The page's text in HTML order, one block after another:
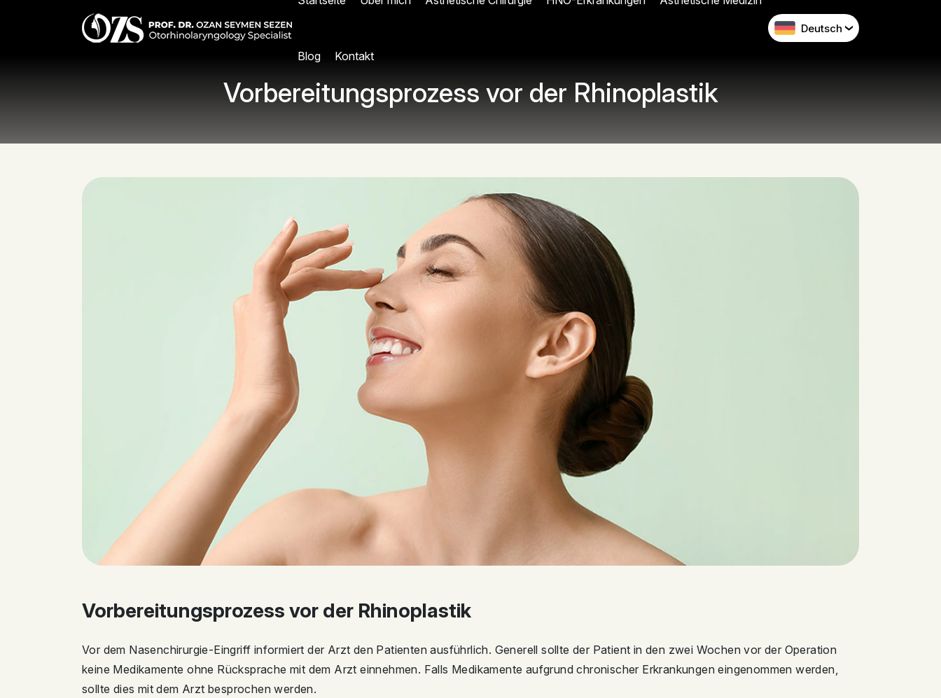
Blog Kontakt
Deutsch
Vorbereitungsprozess vor der Rhinoplastik
Vorbereitungsprozess vor der Rhinoplastik
Vor dem Nasenchirurgie-Eingriff informiert der Arzt den Patienten ausführlich. Generell sollte der Patient in den zwei Wochen vor der Operation
keine Medikamente ohne Rücksprache mit dem Arzt einnehmen. Falls Medikamente aufgrund chronischer Erkrankungen eingenommen werden,
sollte dies mit dem Arzt besprochen werden.